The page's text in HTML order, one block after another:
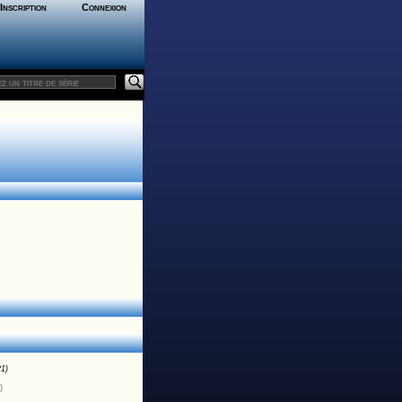
Inscription Connexion